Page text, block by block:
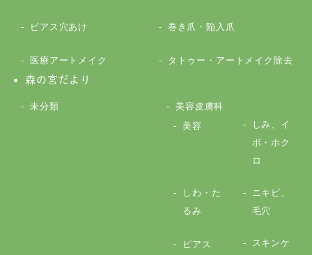
ピアス穴あけ 巻き爪・陥入爪
医療アートメイク
タトゥー・アートメイク除去
森の宮だより
未分類
美容皮膚科
美容
しみ、イ
ボ・ホク
ロ
しわ・た
るみ
ニキビ、
毛穴
ピアス
スキンケ